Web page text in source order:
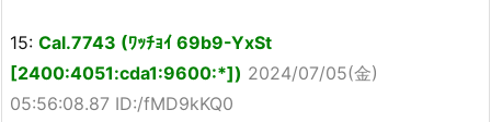
15: Cal.7743 (ﾜｯﾁｮｲ 69b9-YxSt
[2400:4051:cda1:9600:*]) 2024/07/05(金)
05:56:08.87 ID:/fMD9kKQ0